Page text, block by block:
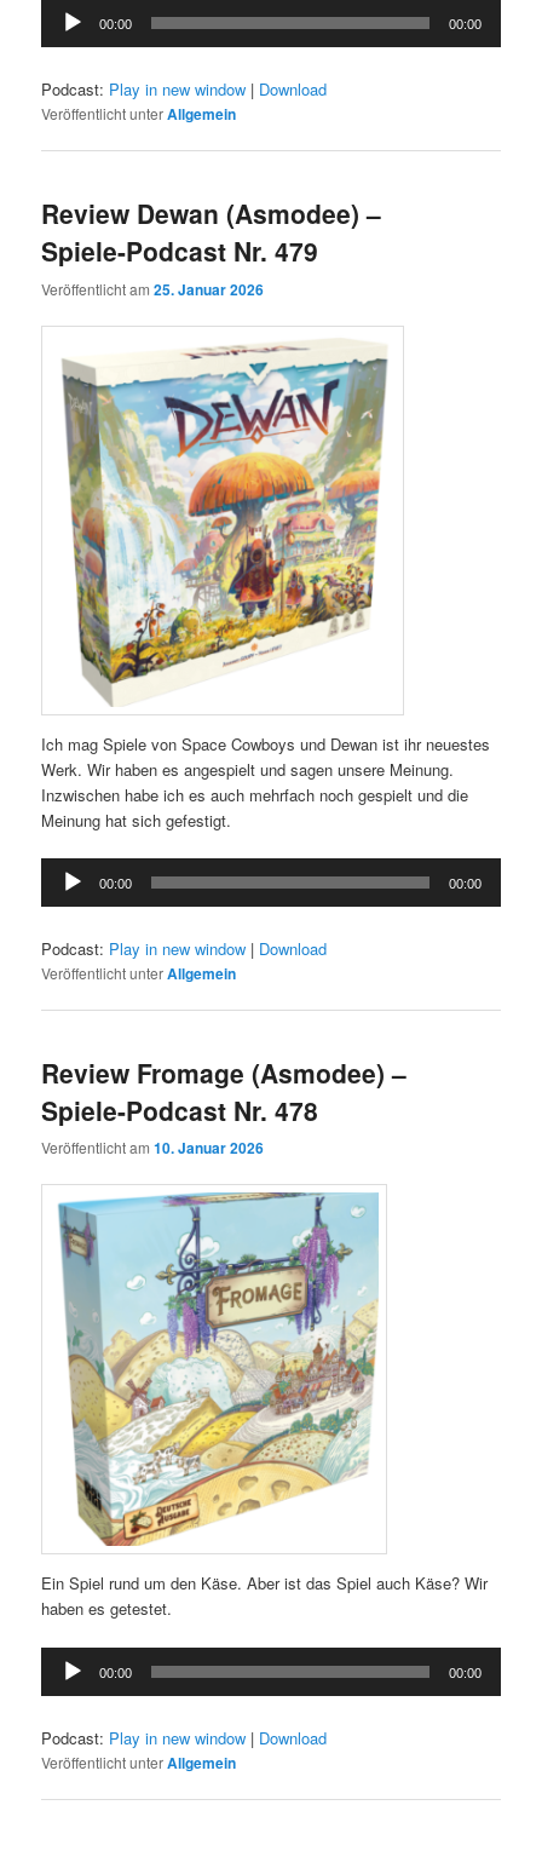
Audio-
Player
00:00 00:00
Podcast: Play in new window | Download
Veröffentlicht unterAllgemein
Review Dewan (Asmodee) –
Spiele-Podcast Nr. 479
Veröffentlicht am25. Januar 2026
Ich mag Spiele von Space Cowboys und Dewan ist ihr neuestes
Werk. Wir haben es angespielt und sagen unsere Meinung.
Inzwischen habe ich es auch mehrfach noch gespielt und die
Meinung hat sich gefestigt.
Audio-
Player
00:00 00:00
Podcast: Play in new window | Download
Veröffentlicht unterAllgemein
Review Fromage (Asmodee) –
Spiele-Podcast Nr. 478
Veröffentlicht am10. Januar 2026
Ein Spiel rund um den Käse. Aber ist das Spiel auch Käse? Wir
haben es getestet.
Audio-
Player
00:00 00:00
Podcast: Play in new window | Download
Veröffentlicht unterAllgemein